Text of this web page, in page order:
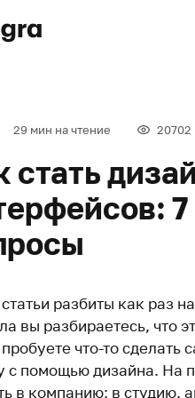
29 мин на чтение 20702
стать
7
разбиты как раз
вы разбираетесь, что
что-то сделать
с помощью дизайна. На
в компанию: в студию,